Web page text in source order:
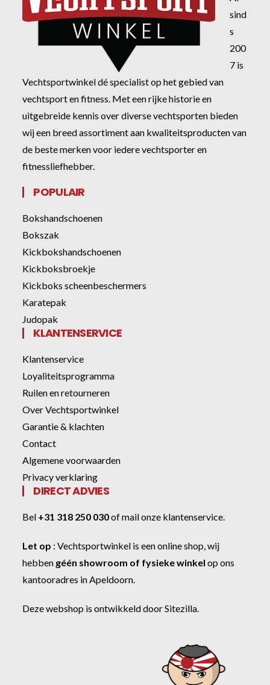
sind
s
200
7 is
Vechtsportwinkel dé specialist op het gebied van
vechtsport en fitness. Met een rijke historie en
uitgebreide kennis over diverse vechtsporten bieden
wij een breed assortiment aan kwaliteitsproducten van
de beste merken voor iedere vechtsporter en
fitnessliefhebber.
POPULAIR
Bokshandschoenen
Bokszak
Kickbokshandschoenen
Kickboksbroekje
Kickboks scheenbeschermers
Karatepak
Judopak
KLANTENSERVICE
Klantenservice
Loyaliteitsprogramma
Ruilen en retourneren
Over Vechtsportwinkel
Garantie & klachten
Contact
Algemene voorwaarden
Privacy verklaring
DIRECT ADVIES
Bel +31 318 250 030ofmail onze klantenservice
Let op :Vechtsportwinkel is een online shop, wij
hebben géén showroom of fysieke winkel op ons
kantooradres in Apeldoorn.
Deze webshop is ontwikkeld doorSitezilla